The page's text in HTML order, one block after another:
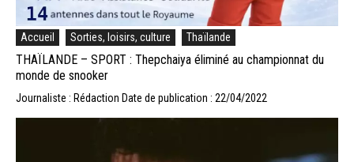
Accueil Sorties, loisirs, culture Thaïlande
THAÏLANDE – SPORT : Thepchaiya éliminé au championnat du
monde de snooker
Journaliste : Rédaction Date de publication : 22/04/2022